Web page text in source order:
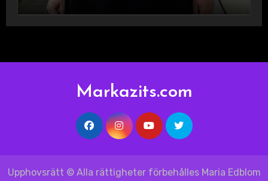
Markazits.com
Upphovsrätt © Alla rättigheter förbehålles Maria Edblom